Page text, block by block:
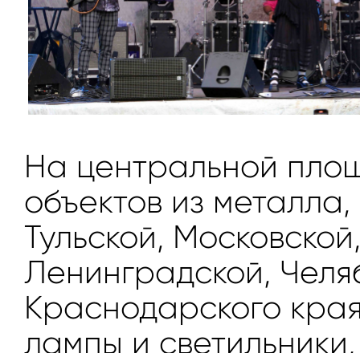
На центральной
объектов из
Тульской,
Ленинградской,
Краснодарского
лампы и